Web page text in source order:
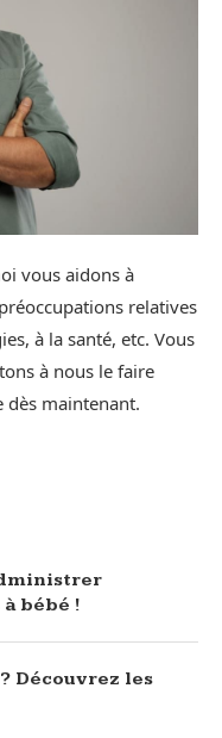
vous aidons à
relatives
à la santé, etc. Vous
à nous le faire
dès maintenant.
bébé !
Découvrez les